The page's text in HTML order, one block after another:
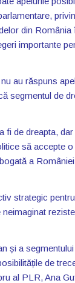
din
importante
au răspuns
segmentul de
fi de dreapta,
să accepte
a
strategic
și a
de
al PLR, Ana